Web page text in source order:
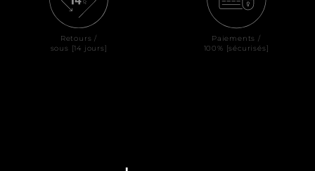
Retours /
sous [14 jours]
Paiements /
100% [sécurisés]